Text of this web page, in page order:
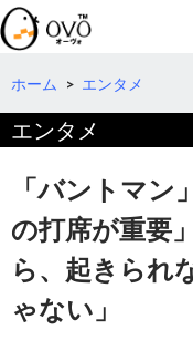
検
索
コ
テ
へ
ホーム > エンタメ
エンタメ
「バントマン
の打席が重要
ら、起きられ
ゃない」